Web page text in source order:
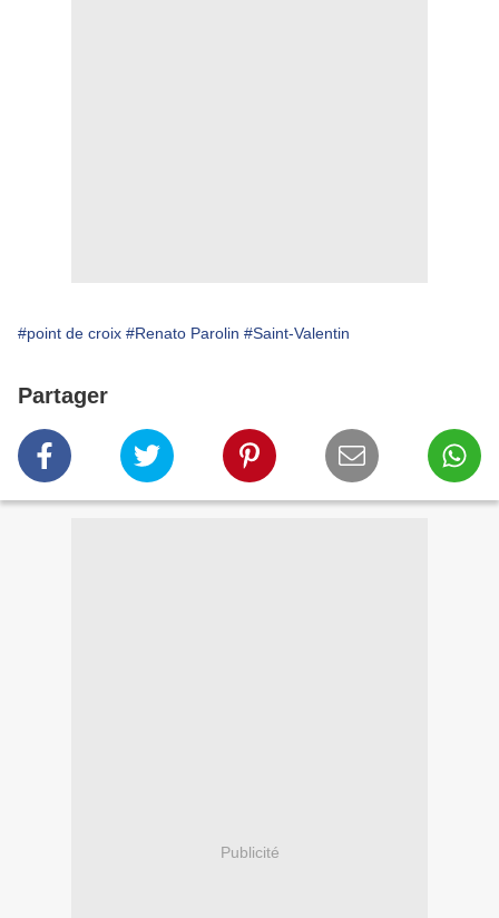
#point de croix #Renato Parolin #Saint-Valentin
Partager
Publicité